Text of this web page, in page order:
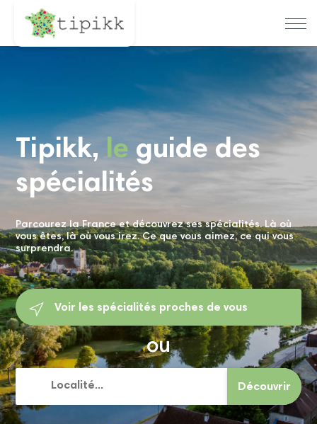
Tipikk,leguide des
spécialités
Parcourez la France et découvrez ses spécialités. Là où
vous êtes, là où vous irez. Ce que vous aimez, ce qui vous
surprendra.
Voir les spécialités proches de vous
ou
Découvrir